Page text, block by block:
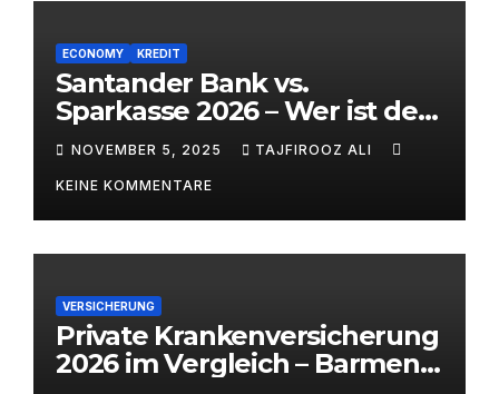
ECONOMY KREDIT
Santander Bank vs.
Sparkasse 2026 – Wer ist der
bessere Bankpartner? |
alitaj.de
NOVEMBER 5, 2025 TAJFIROOZ ALI
KEINE KOMMENTARE
VERSICHERUNG
Private Krankenversicherung
2026 im Vergleich – Barmenia